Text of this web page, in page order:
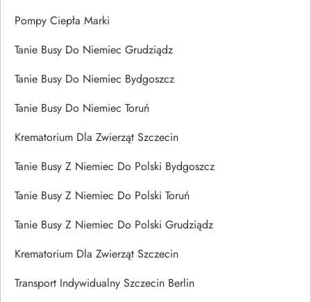
Pompy Ciepła Marki
Tanie Busy Do Niemiec Grudziądz
Tanie Busy Do Niemiec Bydgoszcz
Tanie Busy Do Niemiec Toruń
Krematorium Dla Zwierząt Szczecin
Tanie Busy Z Niemiec Do Polski Bydgoszcz
Tanie Busy Z Niemiec Do Polski Toruń
Tanie Busy Z Niemiec Do Polski Grudziądz
Krematorium Dla Zwierząt Szczecin
Transport Indywidualny Szczecin Berlin